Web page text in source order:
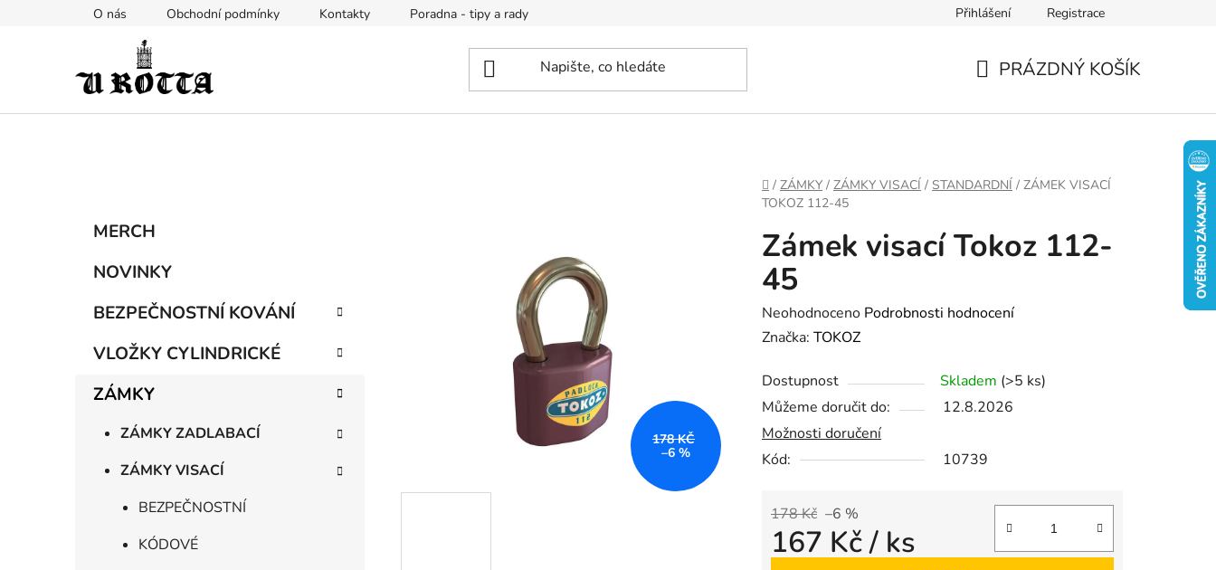
O nás Obchodní podmínky Kontakty Poradna - tipy a rady Přihlášení Registrace
PRÁZDNÝ KOŠÍK
DOMŮ
/ ZÁMKY / ZÁMKY VISACÍ / STANDARDNÍ / ZÁMEK VISACÍ
TOKOZ 112-45
Přeskočit
kategorie
MERCH
NOVINKY
BEZPEČNOSTNÍ KOVÁNÍ
VLOŽKY CYLINDRICKÉ
ZÁMKY
ZÁMKY ZADLABACÍ
ZÁMKY VISACÍ
BEZPEČNOSTNÍ
KÓDOVÉ
Zámek visací Tokoz 112-
45
Průměrné
hodnocení
je
0,0
z
5
Neohodnoceno Podrobnosti hodnocení
Značka: TOKOZ
Dostupnost Skladem (>5 ks)
Můžeme doručit do:
12.8.2026
Možnosti doručení
Kód:
10739
178 Kč –6 %
167 Kč/ ks
178 KČ
–6 %